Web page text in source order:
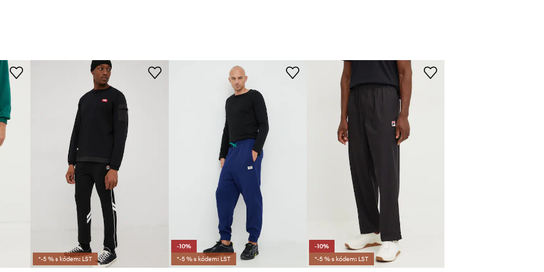
*-5 % s kódem: LST
-10%
*-5 % s kódem: LST
-10%
*-5 % s kódem: LST